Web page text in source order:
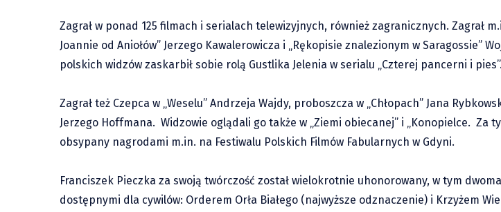
Zagrał w ponad 125 filmach i serialach telewizyjnych, również zagranicznych. Zagrał
Joannie od Aniołów” Jerzego Kawalerowicza i „Rękopisie znalezionym w Saragossie”
polskich widzów zaskarbił sobie rolą Gustlika Jelenia w serialu „Czterej pancerni i pies”.
Zagrał też Czepca w „Weselu” Andrzeja Wajdy, proboszcza w „Chłopach” Jana
Jerzego Hoffmana. Widzowie oglądali go także w „Ziemi obiecanej” i „Konopielce. Za
obsypany nagrodami m.in. na Festiwalu Polskich Filmów Fabularnych w Gdyni.
Franciszek Pieczka za swoją twórczość został wielokrotnie uhonorowany, w tym
dostępnymi dla cywilów: Orderem Orła Białego (najwyższe odznaczenie) i Krzyżem